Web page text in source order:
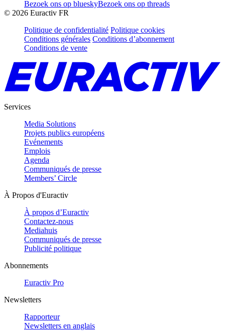
Bezoek ons op blueskyBezoek ons op threads
© 2026 Euractiv FR
Politique de confidentialité Politique cookies
Conditions générales Conditions d’abonnement
Conditions de vente
Services
Media Solutions
Projets publics européens
Evénements
Emplois
Agenda
Communiqués de presse
Members’ Circle
À Propos d'Euractiv
À propos d’Euractiv
Contactez-nous
Mediahuis
Communiqués de presse
Publicité politique
Abonnements
Euractiv Pro
Newsletters
Rapporteur
Newsletters en anglais